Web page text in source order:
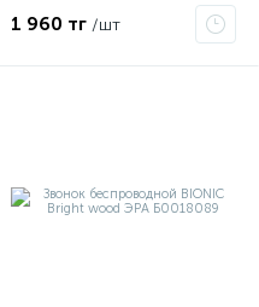
1 960 тг /шт